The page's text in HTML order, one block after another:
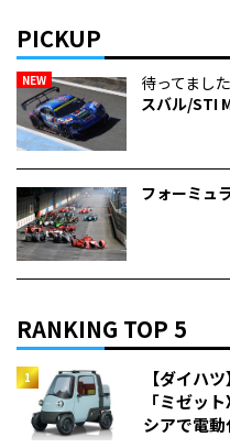
PICKUP
NEW
待ってました
スバル/STI
フォーミュ
RANKING TOP 5
【ダイハ
「ミゼッ
シアで電